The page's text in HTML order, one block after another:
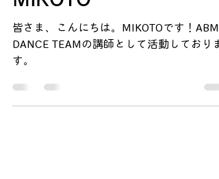
ダンス講師＃11
MIKOTO
皆さま、こんにちは。MIKOTOです！ABM
DANCE TEAMの講師として活動しておりま